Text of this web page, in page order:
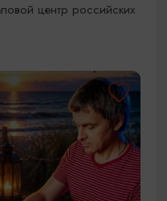
центр российских